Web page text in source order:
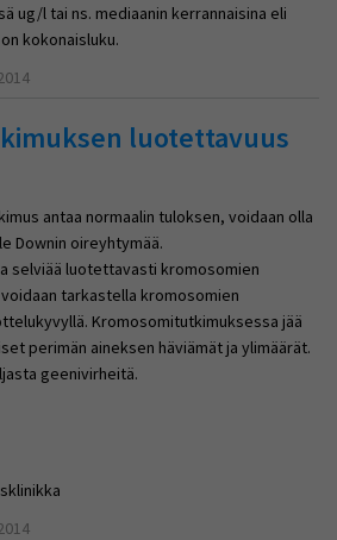
ug/l tai ns. mediaanin kerrannaisina eli
kokonaisluku.
luotettavuus
antaa normaalin tuloksen, voidaan olla
Downin oireyhtymää.
selviää luotettavasti kromosomien
tarkastella kromosomien
Kromosomitutkimuksessa jää
perimän aineksen häviämät ja ylimäärät.
geenivirheitä.